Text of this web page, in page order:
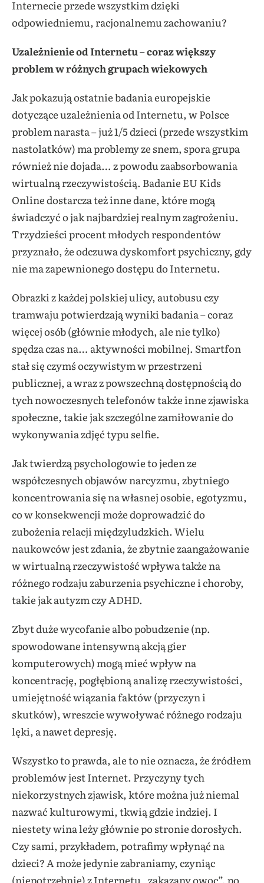
Internecie przede wszystkim dzięki
odpowiedniemu, racjonalnemu zachowaniu?
Uzależnienie od Internetu – coraz większy
problem w różnych grupach wiekowych
Jak pokazują ostatnie badania europejskie
dotyczące uzależnienia od Internetu, w Polsce
problem narasta – już 1/5 dzieci (przede wszystkim
nastolatków) ma problemy ze snem, spora grupa
również nie dojada… z powodu zaabsorbowania
wirtualną rzeczywistością. Badanie EU Kids
Online dostarcza też inne dane, które mogą
świadczyć o jak najbardziej realnym zagrożeniu.
Trzydzieści procent młodych respondentów
przyznało, że odczuwa dyskomfort psychiczny, gdy
nie ma zapewnionego dostępu do Internetu.
Obrazki z każdej polskiej ulicy, autobusu czy
tramwaju potwierdzają wyniki badania – coraz
więcej osób (głównie młodych, ale nie tylko)
spędza czas na… aktywności mobilnej. Smartfon
stał się czymś oczywistym w przestrzeni
publicznej, a wraz z powszechną dostępnością do
tych nowoczesnych telefonów także inne zjawiska
społeczne, takie jak szczególne zamiłowanie do
wykonywania zdjęć typu selfie.
Jak twierdzą psychologowie to jeden ze
współczesnych objawów narcyzmu, zbytniego
koncentrowania się na własnej osobie, egotyzmu,
co w konsekwencji może doprowadzić do
zubożenia relacji międzyludzkich. Wielu
naukowców jest zdania, że zbytnie zaangażowanie
w wirtualną rzeczywistość wpływa także na
różnego rodzaju zaburzenia psychiczne i choroby,
takie jak autyzm czy ADHD.
Zbyt duże wycofanie albo pobudzenie (np.
spowodowane intensywną akcją gier
komputerowych) mogą mieć wpływ na
koncentrację, pogłębioną analizę rzeczywistości,
umiejętność wiązania faktów (przyczyn i
skutków), wreszcie wywoływać różnego rodzaju
lęki, a nawet depresję.
Wszystko to prawda, ale to nie oznacza, że źródłem
problemów jest Internet. Przyczyny tych
niekorzystnych zjawisk, które można już niemal
nazwać kulturowymi, tkwią gdzie indziej. I
niestety wina leży głównie po stronie dorosłych.
Czy sami, przykładem, potrafimy wpłynąć na
dzieci? A może jedynie zabraniamy, czyniąc
(niepotrzebnie) z Internetu „zakazany owoc”, po